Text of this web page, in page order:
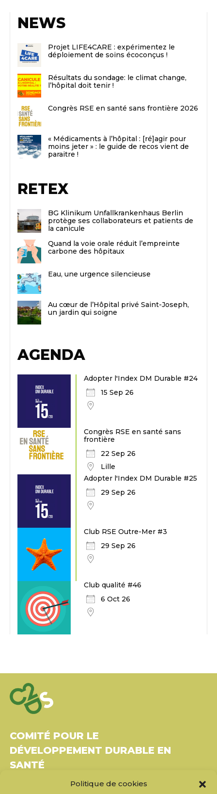
Politique de cookies
NEWS
Projet LIFE4CARE : expérimentez le
déploiement de soins écoconçus !
Résultats du sondage: le climat change,
l’hôpital doit tenir !
Congrès RSE en santé sans frontière 2026
« Médicaments à l’hôpital : [ré]agir pour
moins jeter » : le guide de recos vient de
paraitre !
RETEX
BG Klinikum Unfallkrankenhaus Berlin
protège ses collaborateurs et patients de
la canicule
Quand la voie orale réduit l’empreinte
carbone des hôpitaux
Eau, une urgence silencieuse
Au cœur de l’Hôpital privé Saint-Joseph,
un jardin qui soigne
AGENDA
Adopter l'Index DM Durable #24
15 Sep 26
Congrès RSE en santé sans
frontière
22 Sep 26
Lille
Adopter l'Index DM Durable #25
29 Sep 26
Club RSE Outre-Mer #3
29 Sep 26
Club qualité #46
6 Oct 26
COMITÉ POUR LE
DÉVELOPPEMENT DURABLE EN
SANTÉ
Bâtiment Le Rubixco, 1 rue Bernard Maris